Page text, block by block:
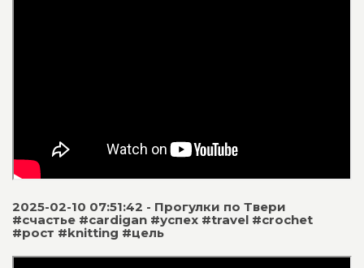
2025-02-10 07:51:42 - Прогулки по Твери
#счастье #cardigan #успех #travel #crochet
#рост #knitting #цель